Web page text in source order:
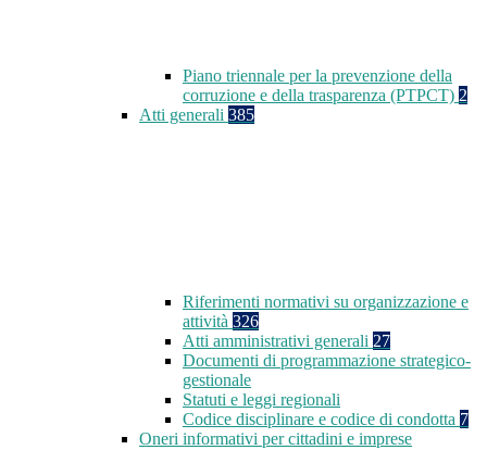
Piano triennale per la prevenzione della
corruzione e della trasparenza (PTPCT) 2
Atti generali 385
Riferimenti normativi su organizzazione e
attività 326
Atti amministrativi generali 27
Documenti di programmazione strategico-
gestionale
Statuti e leggi regionali
Codice disciplinare e codice di condotta 7
Oneri informativi per cittadini e imprese